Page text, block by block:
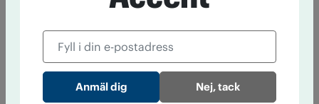
skyldigheter? Frågan har hamnat under bordet i den svenska
drogdebatten. Den tas över huvud taget inte upp i några
offentliga diskussioner, skriver Rolf Bromme och Jan
Stenefors.
Nej, tack